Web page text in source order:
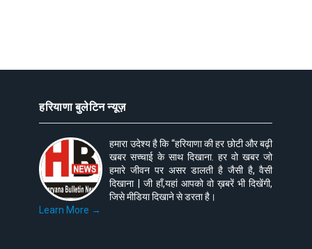
हरियाणा बुलेटिन न्यूज़
हमारा उदेश्य है कि “हरियाणा की हर छोटी और बढ़ी
खबर सच्चाई के साथ दिखाना. हर वो खबर जो
हमारे जीवन पर असर डालती है जैसी है, वैसी
दिखाना | जी हाँ,यहां आपको वो ख़बरें भी दिखेंगी,
जिसे मीडिया दिखाने से डरता है।
Learn More →